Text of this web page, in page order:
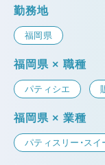
勤務地
福岡県
福岡県 × 職種
パティシエ
福岡県 × 業種
パティスリー・スイ